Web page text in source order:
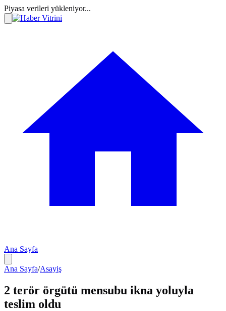
Piyasa verileri yükleniyor...
Ana Sayfa
Ana Sayfa/Asayiş
2 terör örgütü mensubu ikna yoluyla
teslim oldu